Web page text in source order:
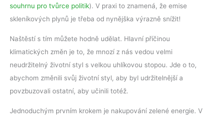
souhrnu pro tvůrce politik). V praxi to znamená, že emise
skleníkových plynů je třeba od nynějška výrazně snížit!
Naštěstí s tím můžete hodně udělat. Hlavní příčinou
klimatických změn je to, že mnozí z nás vedou velmi
neudržitelný životní styl s velkou uhlíkovou stopou. Jde o to,
abychom změnili svůj životní styl, aby byl udržitelnější a
povzbuzovali ostatní, aby učinili totéž.
Jednoduchým prvním krokem je nakupování zelené energie. V